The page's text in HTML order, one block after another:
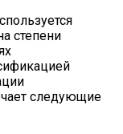
степени
следующие